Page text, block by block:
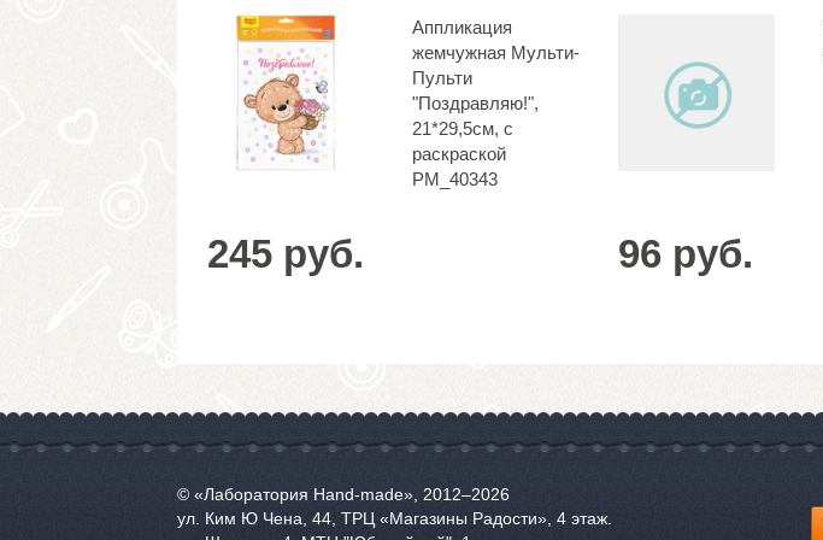
Аппликация
жемчужная Мульти-
Пульти
"Поздравляю!",
21*29,5см, с
раскраской
PM_40343
245 руб. 96 руб.
© «Лаборатория Hand-made», 2012‒2026
ул. Ким Ю Чена, 44, ТРЦ «Магазины Радости», 4 этаж.